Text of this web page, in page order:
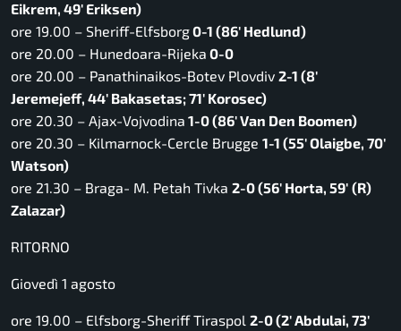
Eikrem, 49′ Eriksen)
ore 19.00 – Sheriff-Elfsborg0-1 (86′ Hedlund)
ore 20.00 – Hunedoara-Rijeka 0-0
ore 20.00 – Panathinaikos-Botev Plovdiv 2-1 (8′
Jeremejeff, 44′ Bakasetas; 71′ Korosec)
ore 20.30 – Ajax-Vojvodina 1-0 (86′ Van Den Boomen)
ore 20.30 – Kilmarnock-Cercle Brugge 1-1 (55′ Olaigbe, 70′
Watson)
ore 21.30 – Braga- M. Petah Tivka 2-0 (56′ Horta, 59′ (R)
Zalazar)
RITORNO
Giovedì 1 agosto
ore 19.00 – Elfsborg-Sheriff Tiraspol 2-0 (2′ Abdulai, 73′